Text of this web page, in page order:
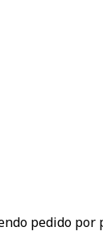
pedido